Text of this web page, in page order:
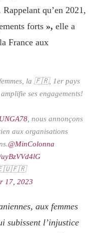
qu’en 2021,
forts », elle a
France aux
femmes, la 🇫🇷, 1er pays
ses engagements!
, nous annonçons
aux organisations
@MinColonna
🇪🇺🇫🇷
17, 2023
aux femmes
subissent l’injustice